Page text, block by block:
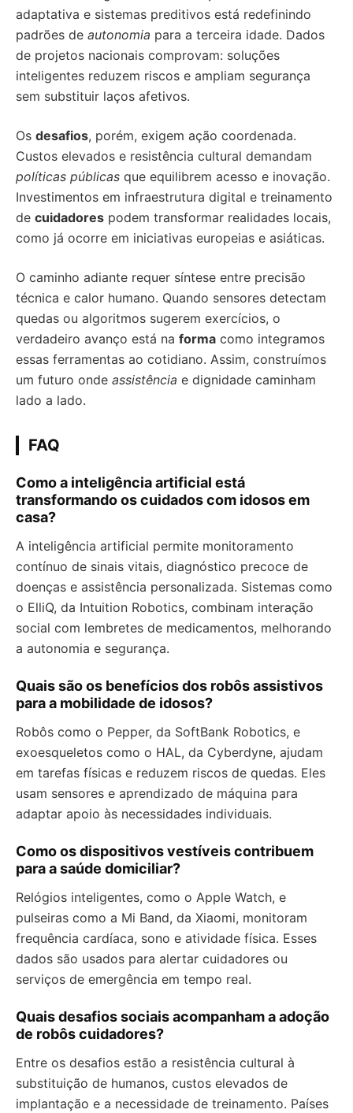
adaptativa e sistemas preditivos está redefinindo
padrões de autonomia para a terceira idade. Dados
de projetos nacionais comprovam: soluções
inteligentes reduzem riscos e ampliam segurança
sem substituir laços afetivos.
Os desafios, porém, exigem ação coordenada.
Custos elevados e resistência cultural demandam
políticas públicas que equilibrem acesso e inovação.
Investimentos em infraestrutura digital e treinamento
de cuidadores podem transformar realidades locais,
como já ocorre em iniciativas europeias e asiáticas.
O caminho adiante requer síntese entre precisão
técnica e calor humano. Quando sensores detectam
quedas ou algoritmos sugerem exercícios, o
verdadeiro avanço está na forma como integramos
essas ferramentas ao cotidiano. Assim, construímos
um futuro onde assistência e dignidade caminham
lado a lado.
FAQ
Como a inteligência artificial está
transformando os cuidados com idosos em
casa?
A inteligência artificial permite monitoramento
contínuo de sinais vitais, diagnóstico precoce de
doenças e assistência personalizada. Sistemas como
o ElliQ, da Intuition Robotics, combinam interação
social com lembretes de medicamentos, melhorando
a autonomia e segurança.
Quais são os benefícios dos robôs assistivos
para a mobilidade de idosos?
Robôs como o Pepper, da SoftBank Robotics, e
exoesqueletos como o HAL, da Cyberdyne, ajudam
em tarefas físicas e reduzem riscos de quedas. Eles
usam sensores e aprendizado de máquina para
adaptar apoio às necessidades individuais.
Como os dispositivos vestíveis contribuem
para a saúde domiciliar?
Relógios inteligentes, como o Apple Watch, e
pulseiras como a Mi Band, da Xiaomi, monitoram
frequência cardíaca, sono e atividade física. Esses
dados são usados para alertar cuidadores ou
serviços de emergência em tempo real.
Quais desafios sociais acompanham a adoção
de robôs cuidadores?
Entre os desafios estão a resistência cultural à
substituição de humanos, custos elevados de
implantação e a necessidade de treinamento. Países